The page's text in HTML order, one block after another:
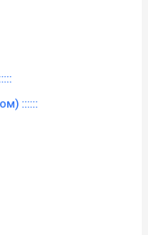
::::::